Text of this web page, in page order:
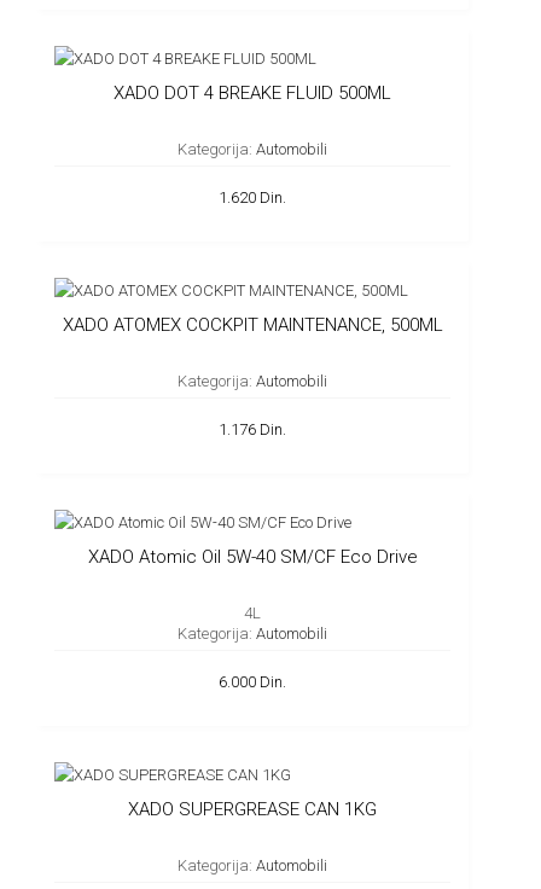
XADO DOT 4 BREAKE FLUID 500ML
Kategorija: Automobili
1.620 Din.
XADO ATOMEX COCKPIT MAINTENANCE, 500ML
Kategorija: Automobili
1.176 Din.
XADO Atomic Oil 5W-40 SM/CF Eco Drive
4L
Kategorija: Automobili
6.000 Din.
XADO SUPERGREASE CAN 1KG
Kategorija: Automobili